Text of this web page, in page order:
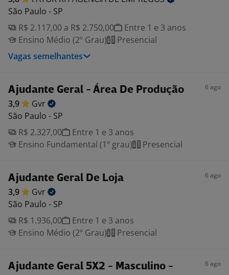
São Paulo - SP
R$ 2.117,00 a R$ 2.750,00
Entre 1 e 3 anos
Ensino Médio (2º Grau)
Presencial
Vagas semelhantes
Ajudante Geral - Área De Produção 6 ago
3,9
Gvr
São Paulo - SP
R$ 2.327,00
Entre 1 e 3 anos
Ensino Fundamental (1º grau)
Presencial
Ajudante Geral De Loja 6 ago
3,9
Gvr
São Paulo - SP
R$ 1.936,00
Entre 1 e 3 anos
Ensino Médio (2º Grau)
Presencial
Ajudante Geral 5X2 - Masculino -
6 ago